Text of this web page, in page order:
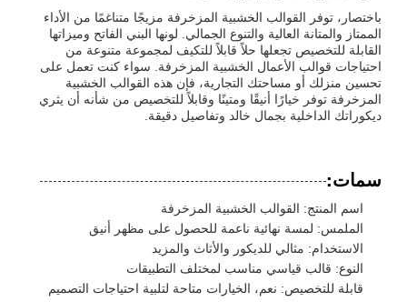
باختصار، توفر القوالب الخشبية المزخرفة مزيجًا متناغمًا من الأداء
الممتاز والمتانة العالية والتنوع الجمالي. لونها البني الفاتح وميزاتها
القابلة للتخصيص تجعلها حلاً قابلاً للتكيف لمجموعة متنوعة من
احتياجات قوالب الأعمال الخشبية المزخرفة. سواء كنت تعمل على
تحسين منزلك أو مساحتك التجارية، فإن هذه القوالب الخشبية
المزخرفة توفر خيارًا أنيقًا ومتينًا وقابلاً للتخصيص من شأنه أن يثري
ديكوراتك الداخلية بجمال خالد وتفاصيل دقيقة.
سمات:
اسم المنتج: القوالب الخشبية المزخرفة
الملمس: لمسة نهائية ناعمة للحصول على مظهر أنيق
الاستخدام: مثالي للديكور والأثاث والمزيد
النوع: قالب قياسي مناسب لمختلف التطبيقات
قابلة للتخصيص: نعم، الخيارات متاحة لتلبية احتياجات التصميم